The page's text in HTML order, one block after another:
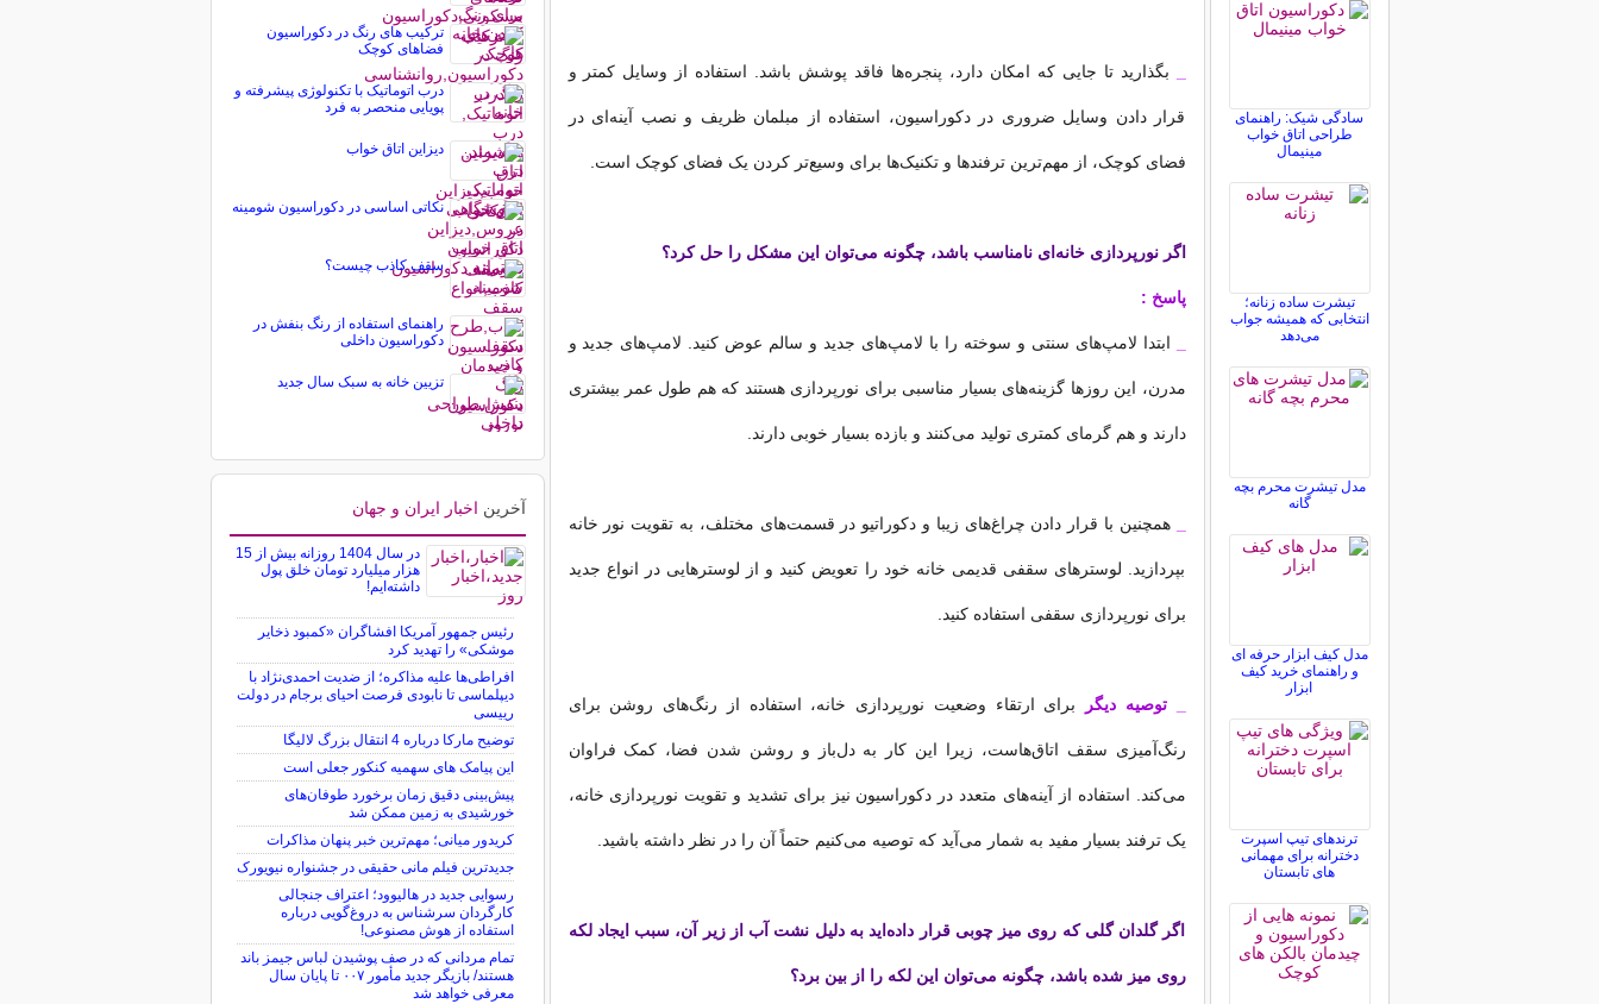
بگذارید تا جایی که امکان دارد، پنجره‌ها فاقد پوشش باشد. استفاده از وسایل کمتر و
قرار دادن وسایل ضروری در دکوراسیون، استفاده از مبلمان ظریف و نصب آینه‌ای در
فضای کوچک،‌ از مهم‌ترین ترفندها و تکنیک‌ها برای وسیع‌تر کردن یک فضای کوچک است.
اگر نورپردازی خانه‌ای نامناسب باشد، چگونه می‌توان این مشکل را حل کرد؟
پاسخ :
ابتدا لامپ‌های سنتی و سوخته را با لامپ‌های جدید و سالم عوض کنید. لامپ‌های جدید و
مدرن، این روزها گزینه‌های بسیار مناسبی برای نورپردازی هستند که هم طول عمر بیشتری
دارند و هم گرمای کمتری تولید می‌کنند و بازده بسیار خوبی دارند.
همچنین با قرار دادن چراغ‌های زیبا و دکوراتیو در قسمت‌های مختلف، به تقویت نور خانه
بپردازید. لوسترهای سقفی قدیمی خانه خود را تعویض کنید و از لوسترهایی در انواع جدید
برای نورپردازی سقفی استفاده کنید.
توصیه دیگر برای ارتقاء وضعیت نورپردازی خانه، استفاده از رنگ‌های روشن برای
رنگ‌آمیزی سقف اتاق‌هاست، زیرا این کار به دل‌باز و روشن شدن فضا، کمک فراوان
می‌کند. استفاده از آینه‌های متعدد در دکوراسیون نیز برای تشدید و تقویت نورپردازی خانه،
یک ترفند بسیار مفید به شمار می‌آید که توصیه می‌کنیم حتماً آن را در نظر داشته باشید.
اگر گلدان گلی که روی میز چوبی قرار داده‌اید به دلیل نشت آب از زیر آن، سبب ایجاد لکه
روی میز شده باشد، چگونه می‌توان این لکه را از بین برد؟
سادگی شیک: راهنمای
طراحی اتاق خواب
مینیمال
تیشرت ساده زنانه؛
انتخابی که همیشه جواب
می‌دهد
مدل تیشرت محرم بچه
گانه
مدل کیف ابزار حرفه ای
و راهنمای خرید کیف
ابزار
ترندهای تیپ اسپرت
دخترانه برای مهمانی
های تابستان
تركیب های رنگ‌ در دکوراسیون
فضاهای كوچک
درب اتوماتیک با تکنولوژی پیشرفته و
پویایی منحصر به فرد
دیزاین اتاق خواب
نکاتی اساسی در دکوراسیون شومینه
سقف کاذب چیست؟
راهنمای استفاده از رنگ بنفش در
دکوراسیون داخلی
تزیین خانه به سبک سال جدید
آخرین اخبار ایران و جهان
در سال 1404 روزانه بیش از 15
هزار میلیارد تومان خلق پول
داشته‌ایم!
رئیس جمهور آمریکا افشاگران «کمبود ذخایر
موشکی» را تهدید کرد
افراطی‌ها علیه مذاکره؛ از ضدیت احمدی‌نژاد با
دیپلماسی تا نابودی فرصت احیای برجام در دولت
رییسی
توضیح مارکا درباره 4 انتقال بزرگ لالیگا
این پیامک های سهمیه کنکور جعلی است
پیش‌بینی دقیق زمان برخورد طوفان‌های
خورشیدی به زمین ممکن شد
کریدور میانی؛ مهم‌ترین خبر پنهان مذاکرات
جدیدترین فیلم مانی حقیقی در جشنواره نیویورک
رسوایی جدید در هالیوود؛ اعتراف جنجالی
کارگردان سرشناس به دروغ‌گویی درباره
استفاده از هوش مصنوعی!
تمام مردانی که در صف پوشیدن لباس جیمز باند
هستند/ بازیگر جدید مأمور ۰۰۷ تا پایان سال
معرفی خواهد شد